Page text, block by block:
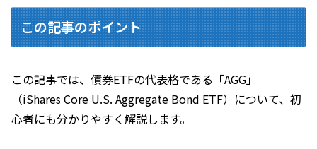
この記事のポイント
この記事では、債券ETFの代表格である「AGG」
（iShares Core U.S. Aggregate Bond ETF）について、初
心者にも分かりやすく解説します。